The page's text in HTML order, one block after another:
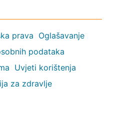
prava Oglašavanje
podataka
Uvjeti korištenja
za zdravlje